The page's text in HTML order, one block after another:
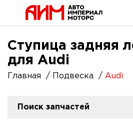
Ступица задняя
для Audi
Главная Подвеска Audi
Поиск запчастей